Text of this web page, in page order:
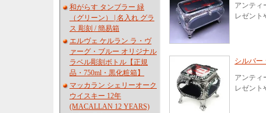
和がらす タンブラー 緑
（グリーン） | 名入れ グラ
ス 彫刻 / 簡易箱
エルヴェ ケルラン ラ・ヴ
ァーグ・ブルー オリジナル
ラベル彫刻ボトル【正規
品・750ml・黒化粧箱】
マッカラン シェリーオーク
ウイスキー 12年
(MACALLAN 12 YEARS)
アンティ
レゼント
シルバー
アンティ
レゼント